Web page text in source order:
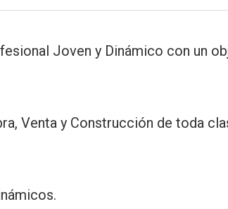
Joven y Dinámico con un
Venta y Construcción de toda